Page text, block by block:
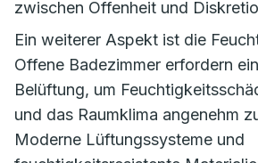
zwischen Offenheit und
Ein weiterer Aspekt ist die
Offene Badezimmer erfordern
Belüftung, um
und das Raumklima angenehm
Moderne Lüftungssysteme und